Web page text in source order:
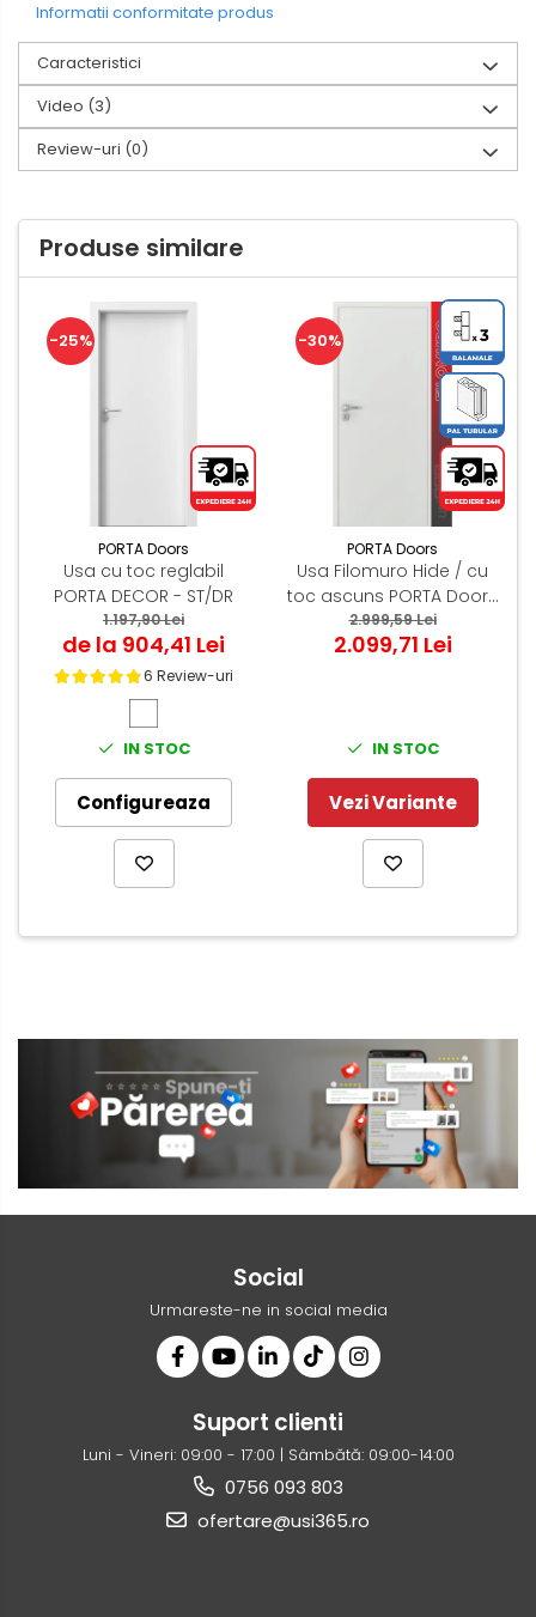
Informatii conformitate produs
Caracteristici
Video (3)
Review-uri (0)
Produse similare
-25%
PORTA Doors
Usa cu toc reglabil
PORTA DECOR - ST/DR
1.197,90 Lei
de la 904,41 Lei
6 Review-uri
IN STOC
Configureaza
-30%
PORTA Doors
Usa Filomuro Hide / cu
toc ascuns PORTA Doors
Alb - miez PAL Tubular
2.999,59 Lei
2.099,71 Lei
IN STOC
Vezi Variante
Social
Urmareste-ne in social media
Suport clienti
Luni - Vineri: 09:00 - 17:00 | Sâmbătă: 09:00-14:00
0756 093 803
ofertare@usi365.ro